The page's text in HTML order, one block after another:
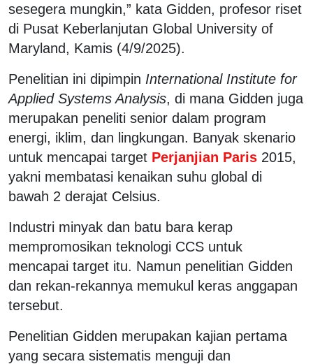
sesegera mungkin,” kata Gidden, profesor riset
di Pusat Keberlanjutan Global University of
Maryland, Kamis (4/9/2025).
Penelitian ini dipimpin International Institute for
Applied Systems Analysis, di mana Gidden juga
merupakan peneliti senior dalam program
energi, iklim, dan lingkungan. Banyak skenario
untuk mencapai target Perjanjian Paris 2015,
yakni membatasi kenaikan suhu global di
bawah 2 derajat Celsius.
Industri minyak dan batu bara kerap
mempromosikan teknologi CCS untuk
mencapai target itu. Namun penelitian Gidden
dan rekan-rekannya memukul keras anggapan
tersebut.
Penelitian Gidden merupakan kajian pertama
yang secara sistematis menguji dan